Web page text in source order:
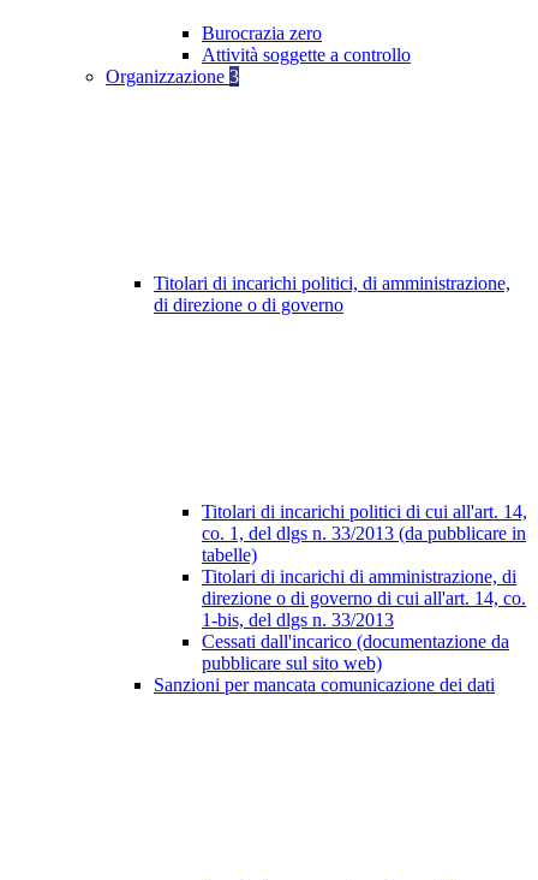
Burocrazia zero
Attività soggette a controllo
Organizzazione 3
Titolari di incarichi politici, di amministrazione,
di direzione o di governo
Titolari di incarichi politici di cui all'art. 14,
co. 1, del dlgs n. 33/2013 (da pubblicare in
tabelle)
Titolari di incarichi di amministrazione, di
direzione o di governo di cui all'art. 14, co.
1-bis, del dlgs n. 33/2013
Cessati dall'incarico (documentazione da
pubblicare sul sito web)
Sanzioni per mancata comunicazione dei dati